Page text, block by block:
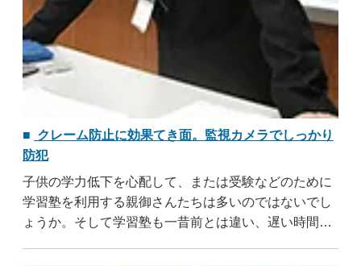
クレーム防止に効果てき面。監視カメラでしっかり
防犯
子供の学力低下を心配して、または受験などのために
学習塾を利用する親御さんたちは多いのではないでし
ょうか。そして学習塾も一昔前とは違い、遅い時間ま